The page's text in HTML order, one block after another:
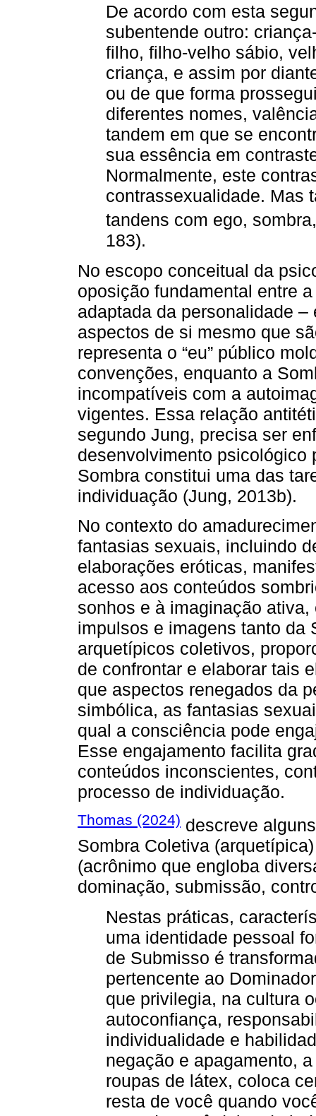
De acordo com esta
subentende outro:
filho, filho-velho sábio,
criança, e assim por
ou de que forma
diferentes nomes,
tandem em que se
sua essência em
Normalmente, este
contrassexualidade. Mas
tandens com ego,
183).
No escopo conceitual da
oposição fundamental entre
adaptada da personalidade
aspectos de si mesmo que
representa o “eu” público
convenções, enquanto a
incompatíveis com a
vigentes. Essa relação
segundo Jung, precisa ser
desenvolvimento psicológico
Sombra constitui uma das
individuação (Jung, 2013b).
No contexto do
fantasias sexuais, incluindo
elaborações eróticas,
acesso aos conteúdos
sonhos e à imaginação
impulsos e imagens tanto da
arquetípicos coletivos,
de confrontar e elaborar tais
que aspectos renegados da
simbólica, as fantasias
qual a consciência pode
Esse engajamento facilita
conteúdos inconscientes,
processo de individuação.
Thomas (2024) descreve
Sombra Coletiva
(acrônimo que engloba
dominação, submissão,
Nestas práticas,
uma identidade pessoal
de Submisso é
pertencente ao
que privilegia, na cultura
autoconfiança,
individualidade e
negação e apagamento,
roupas de látex, coloca
resta de você quando